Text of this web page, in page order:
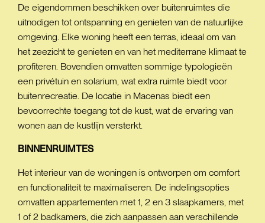
De eigendommen beschikken over buitenruimtes die
uitnodigen tot ontspanning en genieten van de natuurlijke
omgeving. Elke woning heeft een terras, ideaal om van
het zeezicht te genieten en van het mediterrane klimaat te
profiteren. Bovendien omvatten sommige typologieën
een privétuin en solarium, wat extra ruimte biedt voor
buitenrecreatie. De locatie in Macenas biedt een
bevoorrechte toegang tot de kust, wat de ervaring van
wonen aan de kustlijn versterkt.
BINNENRUIMTES
Het interieur van de woningen is ontworpen om comfort
en functionaliteit te maximaliseren. De indelingsopties
omvatten appartementen met 1, 2 en 3 slaapkamers, met
1 of 2 badkamers, die zich aanpassen aan verschillende